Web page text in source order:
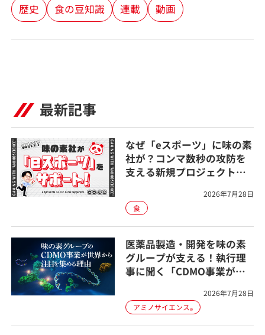
歴史 食の豆知識 連載 動画
最新記事
なぜ「eスポーツ」に味の素
社が？コンマ数秒の攻防を
支える新規プロジェクトと
食
2026年7月28日
医薬品製造・開発を味の素
グループが支える！執行理
事に聞く「CDMO事業が世
アミノサイエンス®
2026年7月28日